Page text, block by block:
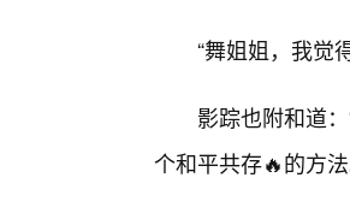
“舞姐姐，我觉
影踪也附和道
个和平共存🔥的方